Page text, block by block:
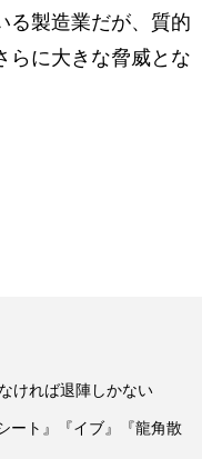
る製造業だが、質的
らに大きな脅威とな
ければ退陣しかない
ート』『イブ』『龍角散